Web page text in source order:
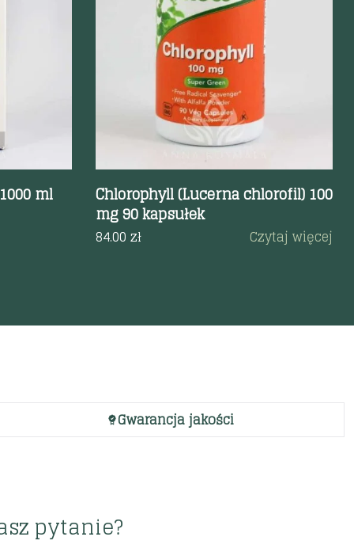
ml
Szybki podgląd
Chlorophyll (Lucerna chlorofil) 100
mg 90 kapsułek
84.00 zł Czytaj więcej
Gwarancja jakości
pytanie?